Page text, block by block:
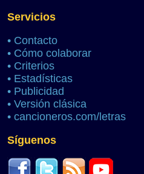
Servicios
• Contacto
• Cómo colaborar
• Criterios
• Estadísticas
• Publicidad
• Versión clásica
• cancioneros.com/letras
Síguenos